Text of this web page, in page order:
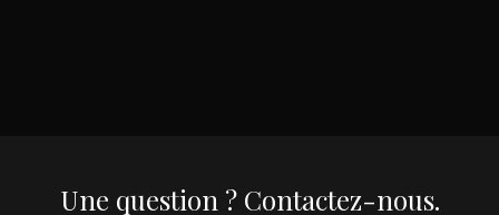
Une question ? Contactez-nous.